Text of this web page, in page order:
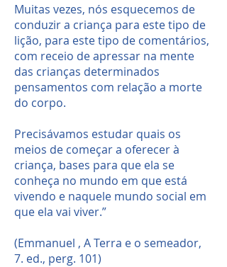
Muitas vezes, nós esquecemos de
conduzir a criança para este tipo de
lição, para este tipo de comentários,
com receio de apressar na mente
das crianças determinados
pensamentos com relação a morte
do corpo.
Precisávamos estudar quais os
meios de começar a oferecer à
criança, bases para que ela se
conheça no mundo em que está
vivendo e naquele mundo social em
que ela vai viver.”
(Emmanuel , A Terra e o semeador,
7. ed., perg. 101)